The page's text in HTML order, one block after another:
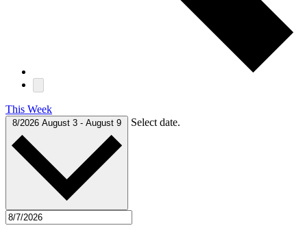
This Week
8/2026 August 3 - August 9 Select date.